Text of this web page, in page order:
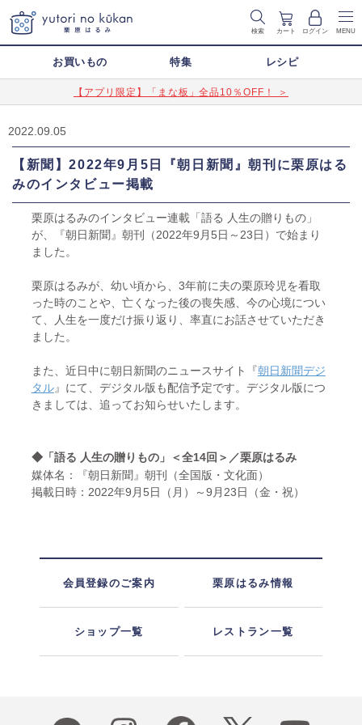
検索 カート ログイン MENU
お買いもの 特集 レシピ
【アプリ限定】「まな板」全品10％OFF！ ＞
2022.09.05
【新聞】2022年9月5日『朝日新聞』朝刊に栗原はる
みのインタビュー掲載
栗原はるみのインタビュー連載「語る 人生の贈りもの」
が、『朝日新聞』朝刊（2022年9月5日～23日）で始まり
ました。
栗原はるみが、幼い頃から、3年前に夫の栗原玲児を看取
った時のことや、亡くなった後の喪失感、今の心境につい
て、人生を一度だけ振り返り、率直にお話させていただき
ました。
また、近日中に朝日新聞のニュースサイト『朝日新聞デジ
タル』にて、デジタル版も配信予定です。デジタル版につ
きましては、追ってお知らせいたします。
◆「語る 人生の贈りもの」＜全14回＞／栗原はるみ
媒体名：『朝日新聞』朝刊（全国版・文化面）
掲載日時：2022年9月5日（月）～9月23日（金・祝）
会員登録のご案内 栗原はるみ情報
ショップ一覧 レストラン一覧